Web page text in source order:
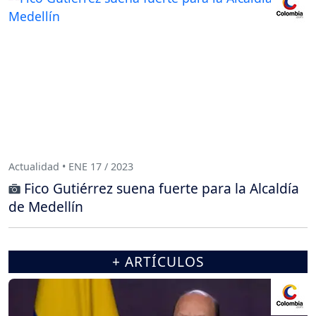
Actualidad • ENE 17 / 2023
Fico Gutiérrez suena fuerte para la Alcaldía
de Medellín
+ ARTÍCULOS